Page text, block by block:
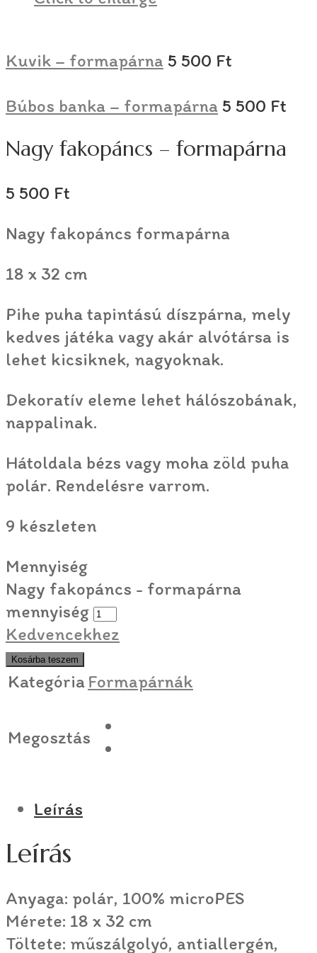
Kuvik – formapárna 5 500 Ft
Búbos banka – formapárna 5 500 Ft
Nagy fakopáncs – formapárna
5 500 Ft
Nagy fakopáncs formapárna
18 x 32 cm
Pihe puha tapintású díszpárna, mely
kedves játéka vagy akár alvótársa is
lehet kicsiknek, nagyoknak.
Dekoratív eleme lehet hálószobának,
nappalinak.
Hátoldala bézs vagy moha zöld puha
polár. Rendelésre varrom.
9 készleten
Mennyiség
Nagy fakopáncs - formapárna
mennyiség
Kedvencekhez
Kosárba teszem
Kategória Formapárnák
Megosztás
Leírás
Leírás
Anyaga: polár, 100% microPES
Mérete: 18 x 32 cm
Töltete: műszálgolyó, antiallergén,